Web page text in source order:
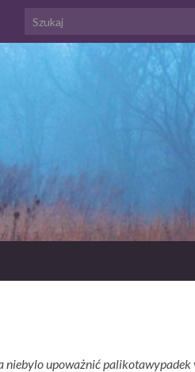
Search for:
upoważnić palikotawypadek